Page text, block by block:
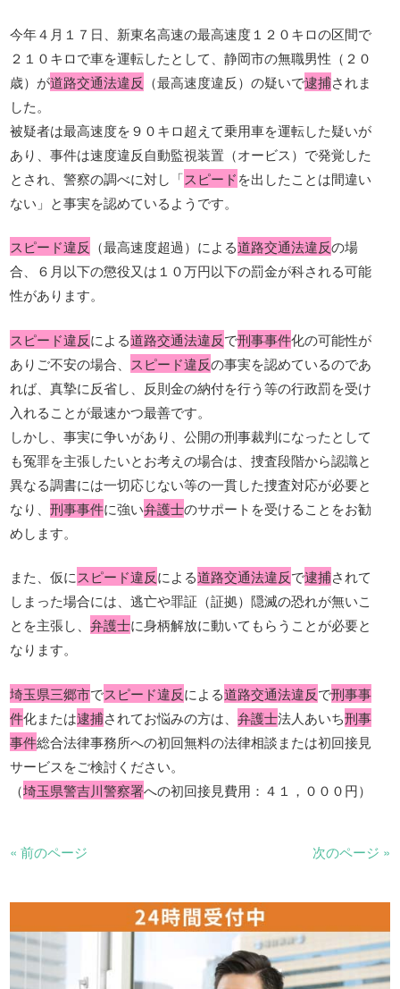
今年４月１７日、新東名高速の最高速度１２０キロの区間で
２１０キロで車を運転したとして、静岡市の無職男性（２０
歳）が道路交通法違反 （最高速度違反）の疑いで逮捕されま
した。
被疑者は最高速度を９０キロ超えて乗用車を運転した疑いが
あり、事件は速度違反自動監視装置（オービス）で発覚した
とされ、警察の調べに対し「スピードを出したことは間違い
ない」と事実を認めているようです。
スピード違反 （最高速度超過）による道路交通法違反の場
合、６月以下の懲役又は１０万円以下の罰金が科される可能
性があります。
スピード違反による道路交通法違反で刑事事件化の可能性が
ありご不安の場合、 スピード違反の事実を認めているのであ
れば、真摯に反省し、反則金の納付を行う等の行政罰を受け
入れることが最速かつ最善です。
しかし、事実に争いがあり、公開の刑事裁判になったとして
も冤罪を主張したいとお考えの場合は、捜査段階から認識と
異なる調書には一切応じない等の一貫した捜査対応が必要と
なり、刑事事件に強い弁護士のサポートを受けることをお勧
めします。
また、仮にスピード違反による道路交通法違反で逮捕されて
しまった場合には、逃亡や罪証（証拠）隠滅の恐れが無いこ
とを主張し、弁護士に身柄解放に動いてもらうことが必要と
なります。
埼玉県三郷市でスピード違反による道路交通法違反で刑事事
件化または逮捕されてお悩みの方は、弁護士法人あいち刑事
事件総合法律事務所への初回無料の法律相談または初回接見
サービスをご検討ください。
（埼玉県警吉川警察署への初回接見費用：４１，０００円）
« 前のページ 次のページ »